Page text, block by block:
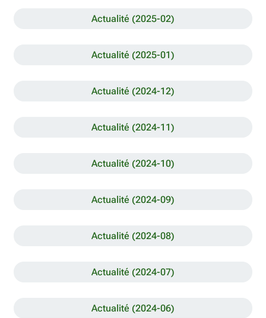
Actualité (2025-02)
Actualité (2025-01)
Actualité (2024-12)
Actualité (2024-11)
Actualité (2024-10)
Actualité (2024-09)
Actualité (2024-08)
Actualité (2024-07)
Actualité (2024-06)